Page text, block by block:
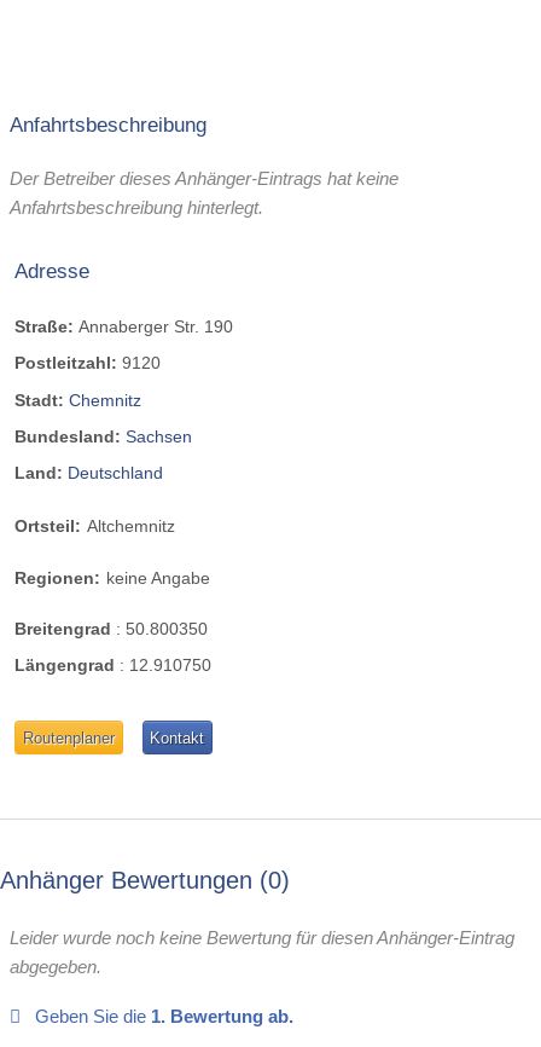
Anfahrtsbeschreibung
Der Betreiber dieses Anhänger-Eintrags hat keine
Anfahrtsbeschreibung hinterlegt.
Adresse
Straße: Annaberger Str. 190
Postleitzahl: 9120
Stadt: Chemnitz
Bundesland: Sachsen
Land: Deutschland
Ortsteil: Altchemnitz
Regionen: keine Angabe
Breitengrad : 50.800350
Längengrad : 12.910750
Routenplaner Kontakt
Anhänger Bewertungen 0
Leider wurde noch keine Bewertung für diesen Anhänger-Eintrag
abgegeben.
Geben Sie die 1. Bewertung ab.